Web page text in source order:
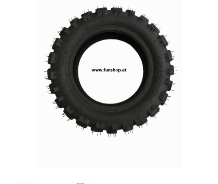
Zum Onlineshop in der Web Version